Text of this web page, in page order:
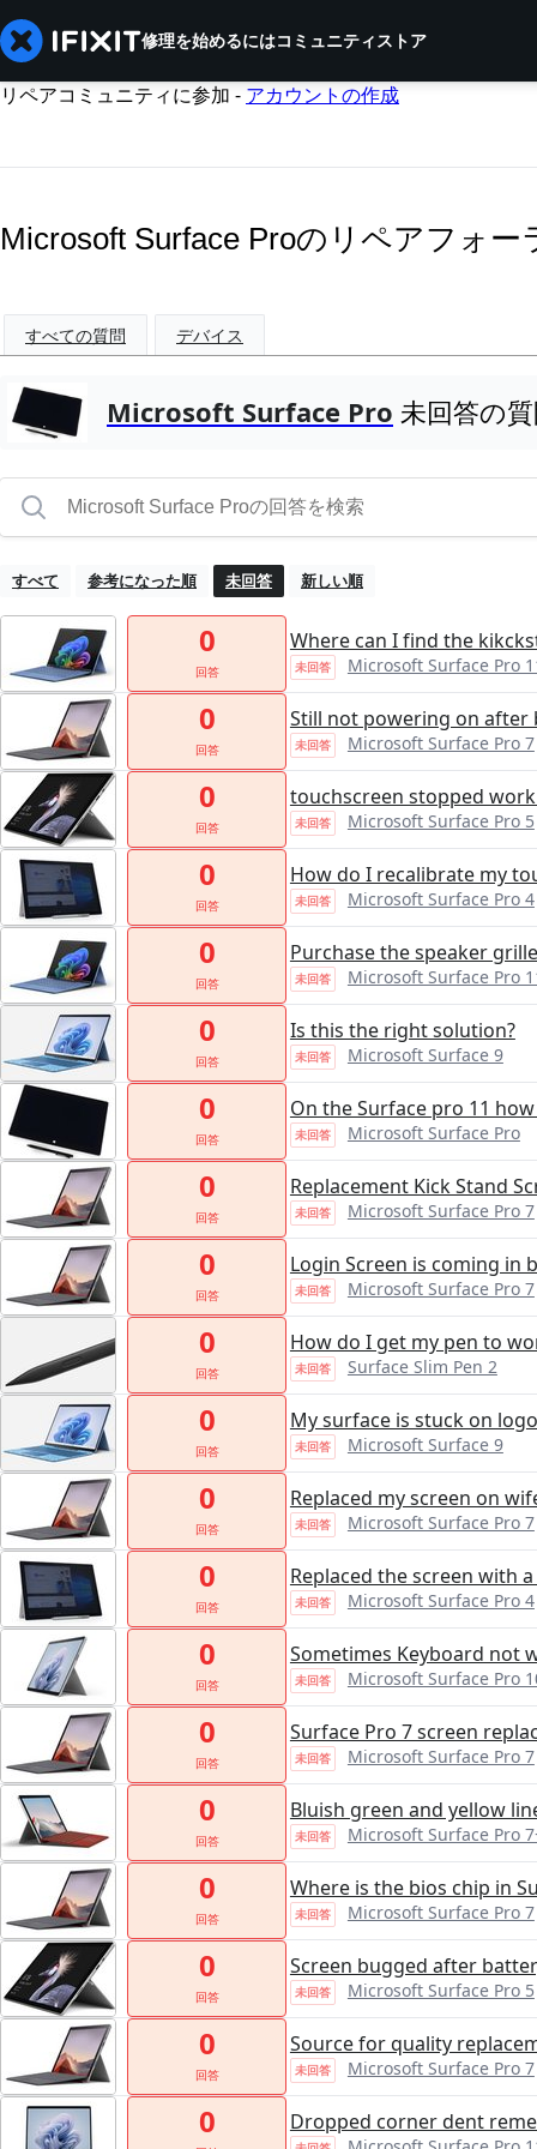
修理を始めるにはコミュニティストア
リペアコミュニティに参加 - アカウントの作成
Microsoft Surface Proのリペアフォー
すべての質問 デバイス
Microsoft Surface Pro 未回答の
すべて 参考になった順 未回答 新しい順
0
回答
Where can I find the
未回答 Microsoft Surface Pro
0
回答
Still not powering on after
未回答 Microsoft Surface Pro 7
0
回答
touchscreen stopped
未回答 Microsoft Surface Pro 5
0
回答
How do I recalibrate my
未回答 Microsoft Surface Pro 4
0
回答
Purchase the speaker
未回答 Microsoft Surface Pro
0
回答
Is this the right solution?
未回答 Microsoft Surface 9
0
回答
On the Surface pro 11
未回答 Microsoft Surface Pro
0
回答
Replacement Kick Stand
未回答 Microsoft Surface Pro 7
0
回答
Login Screen is coming in
未回答 Microsoft Surface Pro 7
0
回答
How do I get my pen to
未回答 Surface Slim Pen 2
0
回答
My surface is stuck on logo
未回答 Microsoft Surface 9
0
回答
Replaced my screen on
未回答 Microsoft Surface Pro 7
0
回答
Replaced the screen with
未回答 Microsoft Surface Pro 4
0
回答
Sometimes Keyboard not
未回答 Microsoft Surface Pro
0
回答
Surface Pro 7 screen
未回答 Microsoft Surface Pro 7
0
回答
Bluish green and yellow
未回答 Microsoft Surface Pro
0
回答
Where is the bios chip in
未回答 Microsoft Surface Pro 7
0
回答
Screen bugged after
未回答 Microsoft Surface Pro 5
0
回答
Source for quality
未回答 Microsoft Surface Pro 7
0 Dropped corner dent